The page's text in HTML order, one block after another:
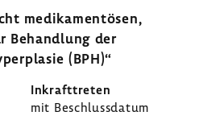
medi­ka­men­tösen,
Behand­lung der
(BPH)“
mit Beschluss­datum